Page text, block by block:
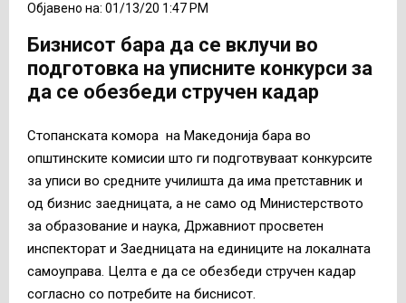
Објавено на: 01/13/20 1:47 PM
Бизнисот бара да се вклучи во
подготовка на уписните конкурси за
да се обезбеди стручен кадар
Стопанската комора на Македонија бара во
општинските комисии што ги подготвуваат конкурсите
за уписи во средните училишта да има претставник и
од бизнис заедницата, а не само од Министерството
за образование и наука, Државниот просветен
инспекторат и Заедницата на единиците на локалната
самоуправа. Целта е да се обезбеди стручен кадар
согласно со потребите на биснисот.